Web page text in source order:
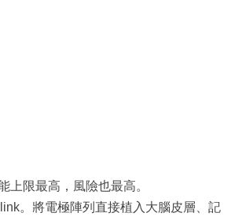
上限最高，風險也最高。
。將電極陣列直接植入大腦皮層、記